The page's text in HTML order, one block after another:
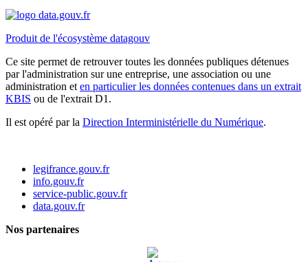
Produit de l'écosystème datagouv
Ce site permet de retrouver toutes les données publiques détenues
par l'administration sur une entreprise, une association ou une
administration et en particulier les données contenues dans un extrait
KBIS ou de l'extrait D1.
Il est opéré par la Direction Interministérielle du Numérique.
legifrance.gouv.fr
info.gouv.fr
service-public.gouv.fr
data.gouv.fr
Nos partenaires